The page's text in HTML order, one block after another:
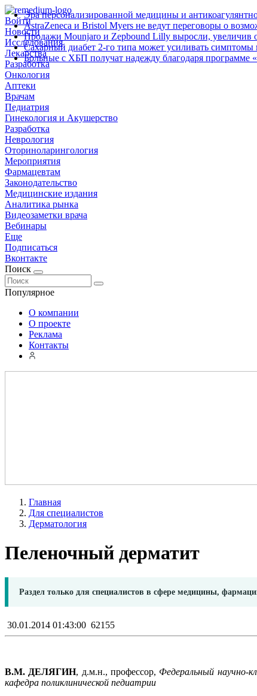
Войти
Новости
Исследования
Лекарства
Разработка
Онкология
Аптеки
Врачам
Педиатрия
Гинекология и Акушерство
Разработка
Неврология
Оториноларингология
Мероприятия
Фармацевтам
Законодательство
Медицинские издания
Аналитика рынка
Видеозаметки врача
Вебинары
Еще
Подписаться
Вконтакте
Поиск
Популярное
Эра персонализированной медицины и
AstraZeneca и Bristol Myers не ведут переговоры о
Продажи Mounjaro и Zepbound Lilly выросли, увеличив
Сахарный диабет 2‑го типа может усиливать симптомы
Больные с ХБП получат надежду благодаря программе
О компании
О проекте
Реклама
Контакты
Главная
Для специалистов
Дерматология
Пеленочный дерматит
Раздел только для специалистов в сфере медицины,
30.01.2014 01:43:00 62155
В.М. ДЕЛЯГИН, д.м.н., профессор, Федеральный научно-
кафедра поликлинической педиатрии